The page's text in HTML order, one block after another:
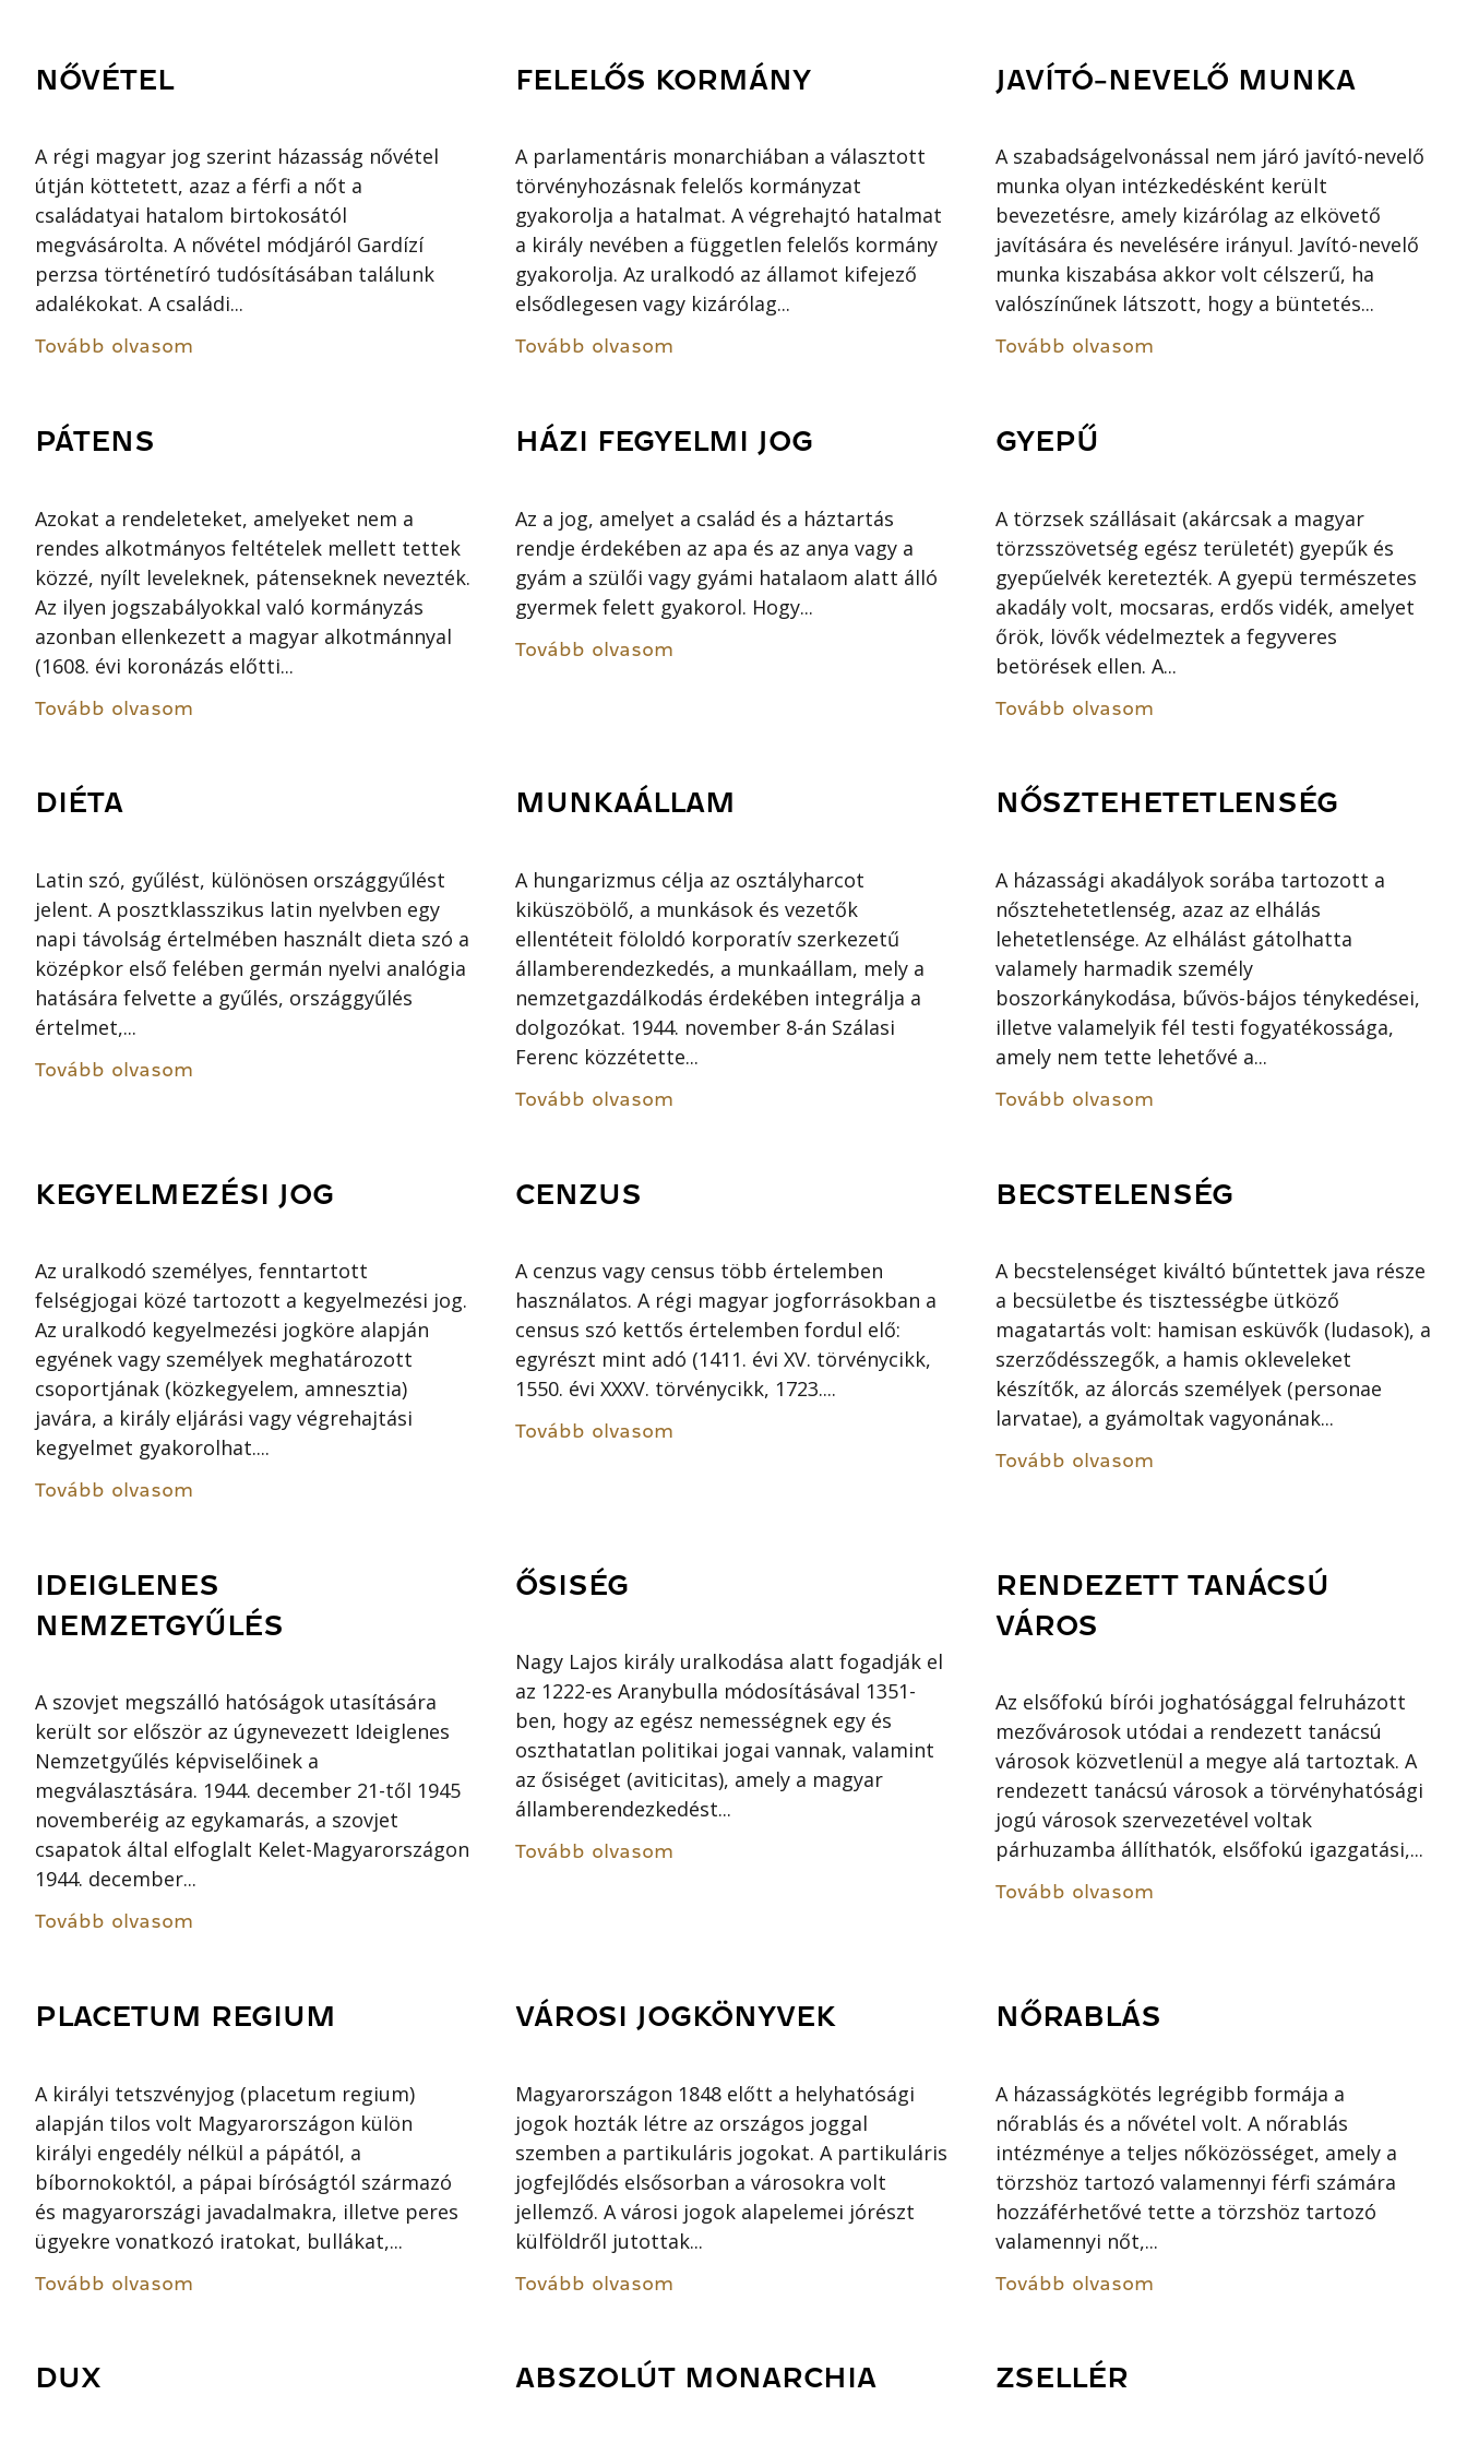
NŐVÉTEL
A régi magyar jog szerint házasság nővétel
útján köttetett, azaz a férfi a nőt a
családatyai hatalom birtokosától
megvásárolta. A nővétel módjáról Gardízí
perzsa történetíró tudósításában találunk
adalékokat. A családi...
Tovább olvasom
FELELŐS KORMÁNY
A parlamentáris monarchiában a választott
törvényhozásnak felelős kormányzat
gyakorolja a hatalmat. A végrehajtó hatalmat
a király nevében a független felelős kormány
gyakorolja. Az uralkodó az államot kifejező
elsődlegesen vagy kizárólag...
Tovább olvasom
JAVÍTÓ-NEVELŐ MUNKA
A szabadságelvonással nem járó javító-nevelő
munka olyan intézkedésként került
bevezetésre, amely kizárólag az elkövető
javítására és nevelésére irányul. Javító-nevelő
munka kiszabása akkor volt célszerű, ha
valószínűnek látszott, hogy a büntetés...
Tovább olvasom
PÁTENS
Azokat a rendeleteket, amelyeket nem a
rendes alkotmányos feltételek mellett tettek
közzé, nyílt leveleknek, pátenseknek nevezték.
Az ilyen jogszabályokkal való kormányzás
azonban ellenkezett a magyar alkotmánnyal
(1608. évi koronázás előtti...
Tovább olvasom
HÁZI FEGYELMI JOG
Az a jog, amelyet a család és a háztartás
rendje érdekében az apa és az anya vagy a
gyám a szülői vagy gyámi hatalaom alatt álló
gyermek felett gyakorol. Hogy...
Tovább olvasom
GYEPŰ
A törzsek szállásait (akárcsak a magyar
törzsszövetség egész területét) gyepűk és
gyepűelvék keretezték. A gyepü természetes
akadály volt, mocsaras, erdős vidék, amelyet
őrök, lövők védelmeztek a fegyveres
betörések ellen. A...
Tovább olvasom
DIÉTA
Latin szó, gyűlést, különösen országgyűlést
jelent. A posztklasszikus latin nyelvben egy
napi távolság értelmében használt dieta szó a
középkor első felében germán nyelvi analógia
hatására felvette a gyűlés, országgyűlés
értelmet,...
Tovább olvasom
MUNKAÁLLAM
A hungarizmus célja az osztályharcot
kiküszöbölő, a munkások és vezetők
ellentéteit föloldó korporatív szerkezetű
államberendezkedés, a munkaállam, mely a
nemzetgazdálkodás érdekében integrálja a
dolgozókat. 1944. november 8-án Szálasi
Ferenc közzétette...
Tovább olvasom
NŐSZTEHETETLENSÉG
A házassági akadályok sorába tartozott a
nősztehetetlenség, azaz az elhálás
lehetetlensége. Az elhálást gátolhatta
valamely harmadik személy
boszorkánykodása, bűvös-bájos ténykedései,
illetve valamelyik fél testi fogyatékossága,
amely nem tette lehetővé a...
Tovább olvasom
KEGYELMEZÉSI JOG
Az uralkodó személyes, fenntartott
felségjogai közé tartozott a kegyelmezési jog.
Az uralkodó kegyelmezési jogköre alapján
egyének vagy személyek meghatározott
csoportjának (közkegyelem, amnesztia)
javára, a király eljárási vagy végrehajtási
kegyelmet gyakorolhat....
Tovább olvasom
CENZUS
A cenzus vagy census több értelemben
használatos. A régi magyar jogforrásokban a
census szó kettős értelemben fordul elő:
egyrészt mint adó (1411. évi XV. törvénycikk,
1550. évi XXXV. törvénycikk, 1723....
Tovább olvasom
BECSTELENSÉG
A becstelenséget kiváltó bűntettek java része
a becsületbe és tisztességbe ütköző
magatartás volt: hamisan esküvők (ludasok), a
szerződésszegők, a hamis okleveleket
készítők, az álorcás személyek (personae
larvatae), a gyámoltak vagyonának...
Tovább olvasom
IDEIGLENES
NEMZETGYŰLÉS
A szovjet megszálló hatóságok utasítására
került sor először az úgynevezett Ideiglenes
Nemzetgyűlés képviselőinek a
megválasztására. 1944. december 21-től 1945
novemberéig az egykamarás, a szovjet
csapatok által elfoglalt Kelet-Magyarországon
1944. december...
Tovább olvasom
ŐSISÉG
Nagy Lajos király uralkodása alatt fogadják el
az 1222-es Aranybulla módosításával 1351-
ben, hogy az egész nemességnek egy és
oszthatatlan politikai jogai vannak, valamint
az ősiséget (aviticitas), amely a magyar
államberendezkedést...
Tovább olvasom
RENDEZETT TANÁCSÚ
VÁROS
Az elsőfokú bírói joghatósággal felruházott
mezővárosok utódai a rendezett tanácsú
városok közvetlenül a megye alá tartoztak. A
rendezett tanácsú városok a törvényhatósági
jogú városok szervezetével voltak
párhuzamba állíthatók, elsőfokú igazgatási,...
Tovább olvasom
PLACETUM REGIUM
A királyi tetszvényjog (placetum regium)
alapján tilos volt Magyarországon külön
királyi engedély nélkül a pápától, a
bíbornokoktól, a pápai bíróságtól származó
és magyarországi javadalmakra, illetve peres
ügyekre vonatkozó iratokat, bullákat,...
Tovább olvasom
VÁROSI JOGKÖNYVEK
Magyarországon 1848 előtt a helyhatósági
jogok hozták létre az országos joggal
szemben a partikuláris jogokat. A partikuláris
jogfejlődés elsősorban a városokra volt
jellemző. A városi jogok alapelemei jórészt
külföldről jutottak...
Tovább olvasom
NŐRABLÁS
A házasságkötés legrégibb formája a
nőrablás és a nővétel volt. A nőrablás
intézménye a teljes nőközösséget, amely a
törzshöz tartozó valamennyi férfi számára
hozzáférhetővé tette a törzshöz tartozó
valamennyi nőt,...
Tovább olvasom
DUX ABSZOLÚT MONARCHIA ZSELLÉR